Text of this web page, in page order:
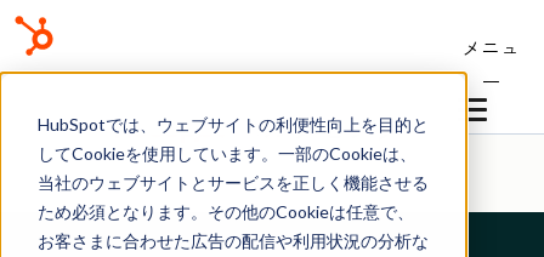
HubSpotでは、ウェブサイトの利便性向上を目的と
してCookieを使用しています。一部のCookieは、
当社のウェブサイトとサービスを正しく機能させる
ため必須となります。その他のCookieは任意で、
お客さまに合わせた広告の配信や利用状況の分析な
メニュ
ー
ヘルプセンター